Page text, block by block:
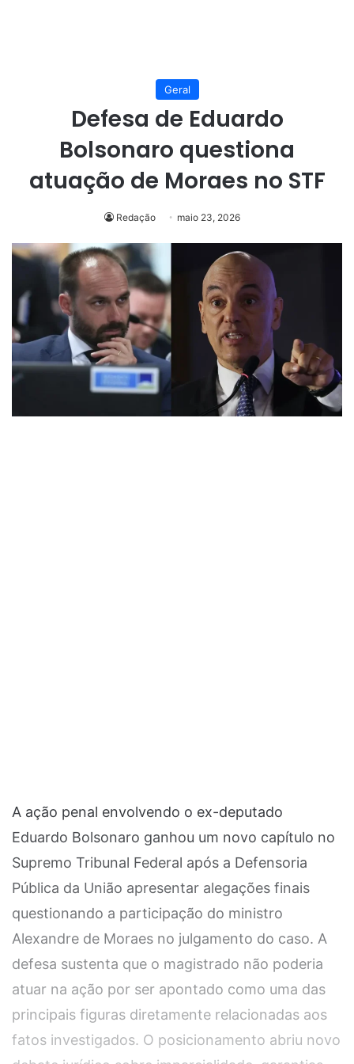
Geral
Defesa de Eduardo
Bolsonaro questiona
atuação de Moraes no STF
Redação maio 23, 2026
A ação penal envolvendo o ex-deputado
Eduardo Bolsonaro ganhou um novo capítulo no
Supremo Tribunal Federal após a Defensoria
Pública da União apresentar alegações finais
questionando a participação do ministro
Alexandre de Moraes no julgamento do caso. A
defesa sustenta que o magistrado não poderia
atuar na ação por ser apontado como uma das
principais figuras diretamente relacionadas aos
fatos investigados. O posicionamento abriu novo